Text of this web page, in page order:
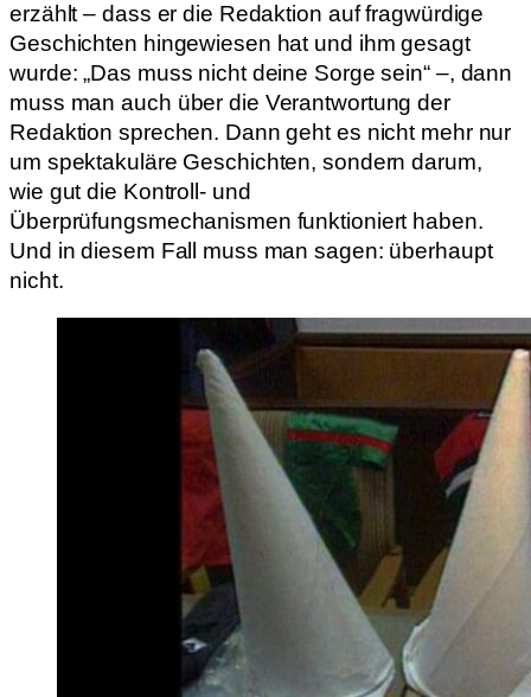
erzählt – dass er die Redaktion auf fragwürdige
Geschichten hingewiesen hat und ihm gesagt
wurde: „Das muss nicht deine Sorge sein“ –, dann
muss man auch über die Verantwortung der
Redaktion sprechen. Dann geht es nicht mehr nur
um spektakuläre Geschichten, sondern darum,
wie gut die Kontroll- und
Überprüfungsmechanismen funktioniert haben.
Und in diesem Fall muss man sagen: überhaupt
nicht.